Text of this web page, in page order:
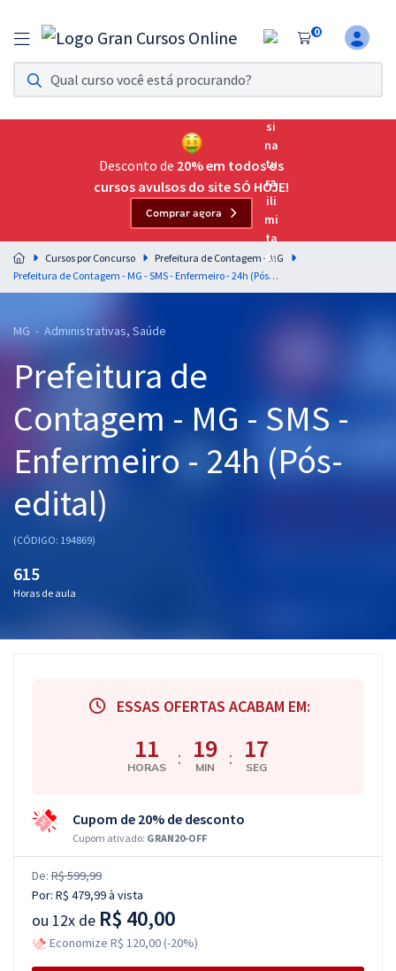
0
Assinatura Ilimitada 11
Acesso a todos os cursos. Teste grátis por 7 dias!
Assinatura OAB Até Passar
Acesso ilimitado a toda preparação para o Exame da
Residências Multiprofissionais
Preparação completa e intensiva para as principais
residências em saúde do Brasil
Cursos 20% OFF
Pós
Graduação
OAB
Questões grátis
Desconto de 20% em todos os
cursos avulsos do site SÓ HOJE!
Comprar agora
Cursos por Concurso
Prefeitura de Contagem - MG
Prefeitura de Contagem - MG - SMS - Enfermeiro - 24h (Pós-edital)
MG - Administrativas, Saúde
Prefeitura de
Contagem - MG - SMS -
Enfermeiro - 24h (Pós-
edital)
(CÓDIGO: 194869)
615
Horas de aula
ESSAS OFERTAS ACABAM EM:
11
HORAS : 19
MIN : 16
SEG
Cupom de 20% de desconto
Cupom ativado: GRAN20-OFF
De: R$ 599,99
Por: R$ 479,99à vista
ou 12x de R$ 40,00
Economize R$ 120,00 (-20%)